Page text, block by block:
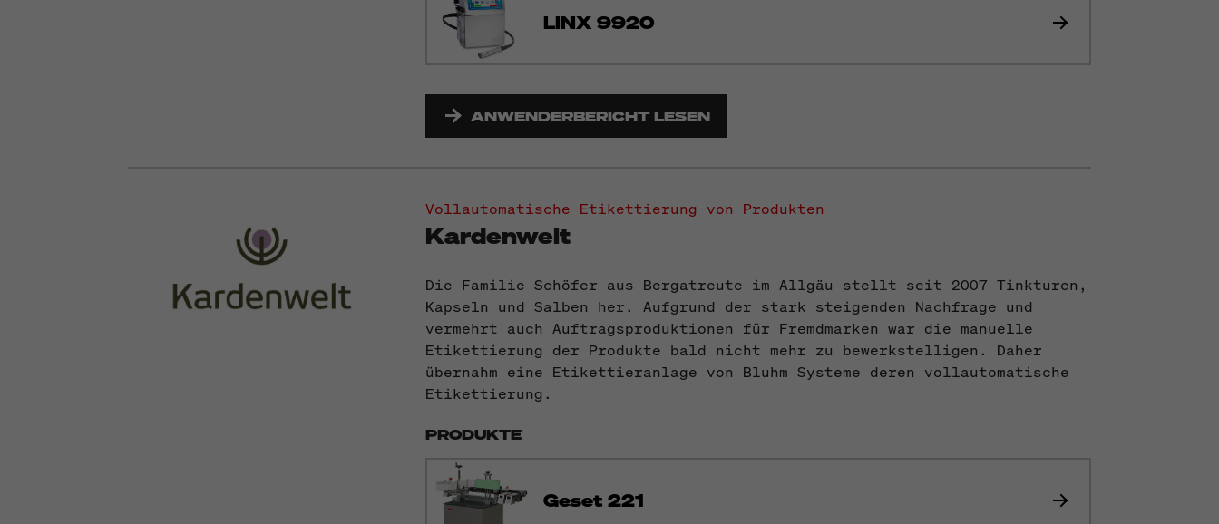
LINX 9920
ANWENDERBERICHT LESEN
Vollautomatische Etikettierung von Produkten
Kardenwelt
Die Familie Schöfer aus Bergatreute im Allgäu stellt seit 2007 Tinkturen,
Kapseln und Salben her. Aufgrund der stark steigenden Nachfrage und
vermehrt auch Auftragsproduktionen für Fremdmarken war die manuelle
Etikettierung der Produkte bald nicht mehr zu bewerkstelligen. Daher
übernahm eine Etikettieranlage von Bluhm Systeme deren vollautomatische
Etikettierung.
PRODUKTE
Geset 221